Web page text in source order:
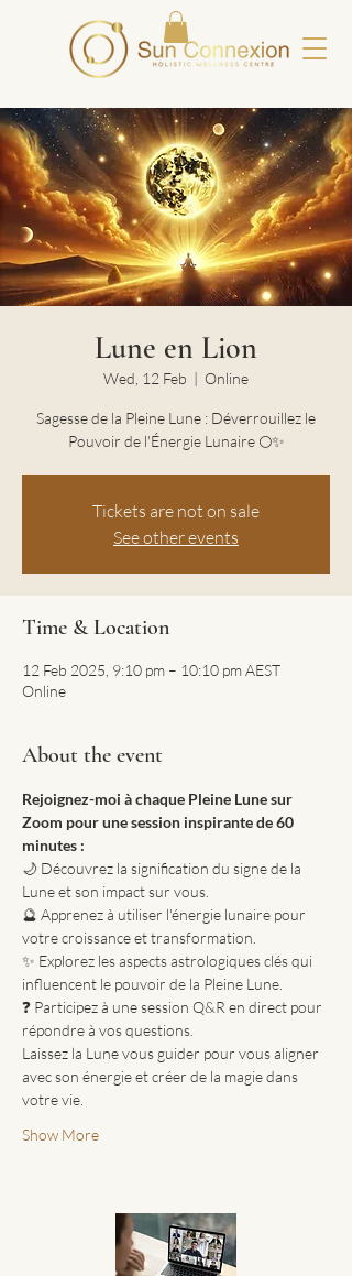
Lune en Lion
Wed, 12 Feb
  |
Online
Sagesse de la Pleine Lune : Déverrouillez le
Pouvoir de l'Énergie Lunaire 🌕✨
Tickets are not on sale
See other events
Time & Location
12 Feb 2025, 9:10 pm – 10:10 pm AEST
Online
About the event
Rejoignez-moi à chaque Pleine Lune sur
Zoom pour une session inspirante de 60
minutes :
🌙 Découvrez la signification du signe de la
Lune et son impact sur vous.
🔮 Apprenez à utiliser l'énergie lunaire pour
votre croissance et transformation.
✨ Explorez les aspects astrologiques clés qui
influencent le pouvoir de la Pleine Lune.
❓ Participez à une session Q&R en direct pour
répondre à vos questions.
Laissez la Lune vous guider pour vous aligner
avec son énergie et créer de la magie dans
votre vie.
Show More